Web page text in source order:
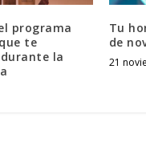
programa
te
la
Tu
de
21